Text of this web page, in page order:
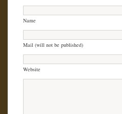
Name
Mail (will not be published)
Website